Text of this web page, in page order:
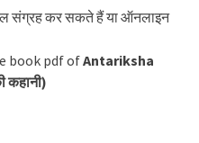
संग्रह कर सकते हैं या ऑनलाइन
book pdf ofAntariksha
कहानी)